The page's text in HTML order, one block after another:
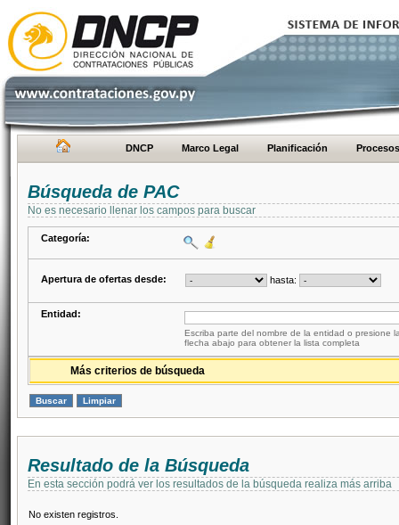
DNCP Marco Legal Planificación Procesos
Búsqueda de PAC
No es necesario llenar los campos para buscar
Categoría:
Apertura de ofertas desde: hasta:
Entidad:
Escriba parte del nombre de la entidad o presione
flecha abajo para obtener la lista completa
Más criterios de búsqueda
Resultado de la Búsqueda
En esta sección podrá ver los resultados de la búsqueda realiza más arriba
No existen registros.